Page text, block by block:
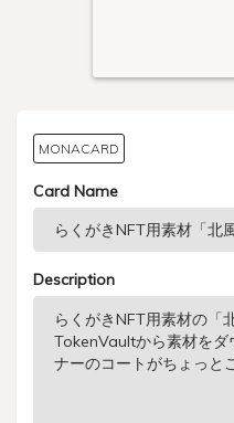
MONACARD
Card Name
Description